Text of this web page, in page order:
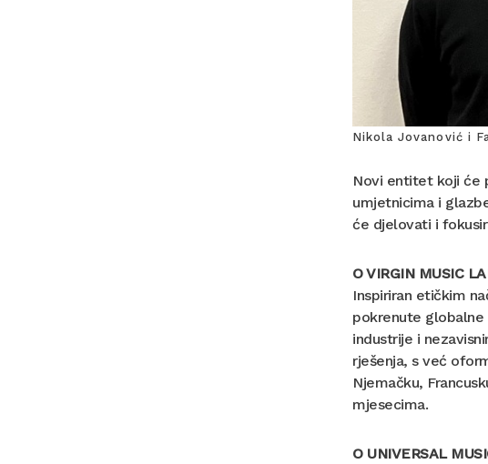
Nikola Jovanović i
Novi entitet koji će
umjetnicima i
će djelovati i
OVIRGIN MUSIC
Inspiriran etičkim
pokrenute globalne
industrije i
rješenja, s već
Njemačku,
mjesecima.
O UNIVERSAL